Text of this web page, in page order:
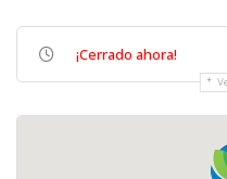
¡Cerrado ahora!